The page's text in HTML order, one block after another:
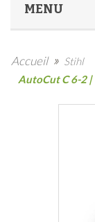
MENU
Accueil » Stihl
AutoCut C 6-2 |